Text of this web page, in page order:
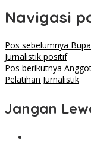
Navigasi
Pos sebelumnya
Jurnalistik positif
Pos berikutnya
Pelatihan Jurnalistik
Jangan